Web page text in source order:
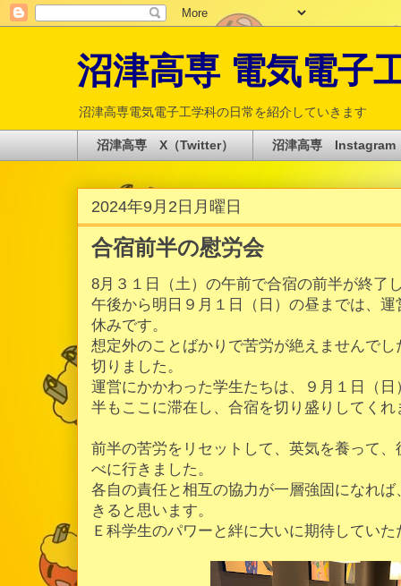
沼津高専 電気電子
沼津高専電気電子工学科の日常を紹介していきます
沼津高専 X（Twitter） 沼津高専 Instagram
2024年9月2日月曜日
合宿前半の慰労会
8月３１日（土）の午前で合宿の前半が終了
午後から明日９月１日（日）の昼までは、
休みです。
想定外のことばかりで苦労が絶えませんで
切りました。
運営にかかわった学生たちは、９月１日（
半もここに滞在し、合宿を切り盛りしてくれ
前半の苦労をリセットして、英気を養って
べに行きました。
各自の責任と相互の協力が一層強固になれ
きると思います。
Ｅ科学生のパワーと絆に大いに期待してい